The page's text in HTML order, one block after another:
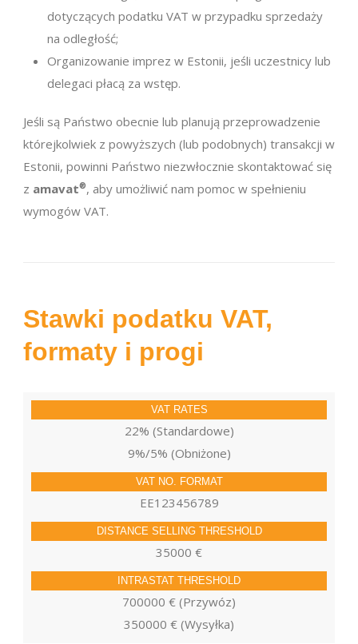
dotyczących podatku VAT w przypadku sprzedaży
na odległość;
Organizowanie imprez w Estonii, jeśli uczestnicy lub
delegaci płacą za wstęp.
Jeśli są Państwo obecnie lub planują przeprowadzenie
którejkolwiek z powyższych (lub podobnych) transakcji w
Estonii, powinni Państwo niezwłocznie skontaktować się
z amavat®, aby umożliwić nam pomoc w spełnieniu
wymogów VAT.
Stawki podatku VAT,
formaty i progi
22% (Standardowe)
9%/5% (Obniżone)
EE123456789
35000 €
700000 € (Przywóz)
350000 € (Wysyłka)